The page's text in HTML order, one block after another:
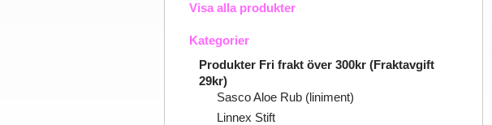
Visa alla produkter
Kategorier
Produkter Fri frakt över 300kr (Fraktavgift
29kr)
Sasco Aloe Rub (liniment)
Linnex Stift